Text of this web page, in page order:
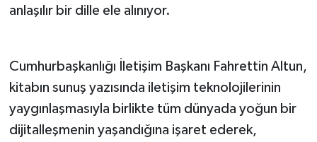
anlaşılır bir dille ele alınıyor.
Cumhurbaşkanlığı İletişim Başkanı Fahrettin Altun,
kitabın sunuş yazısında iletişim teknolojilerinin
yaygınlaşmasıyla birlikte tüm dünyada yoğun bir
dijitalleşmenin yaşandığına işaret ederek,